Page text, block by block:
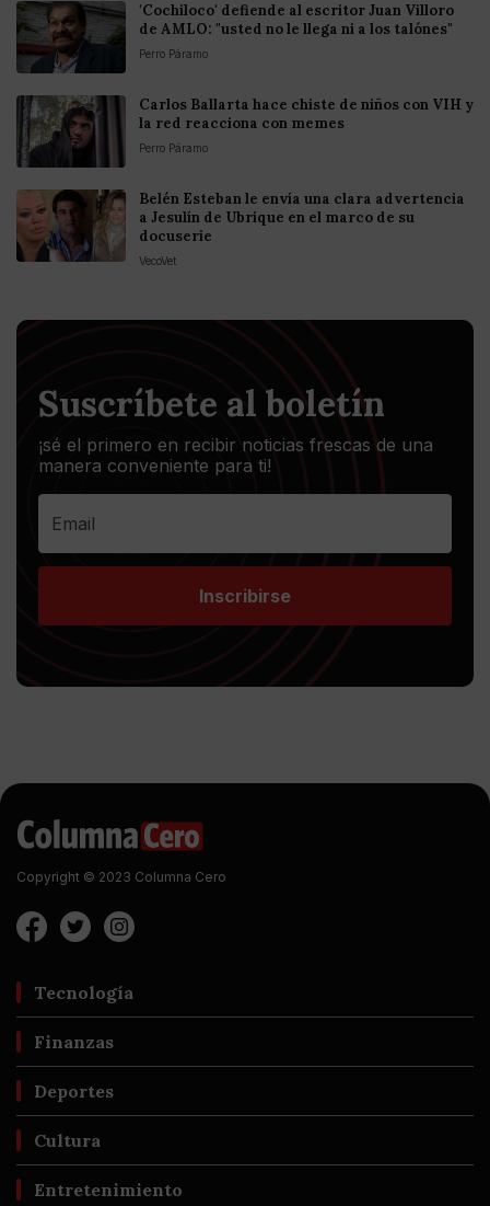
'Cochiloco' defiende al escritor Juan Villoro
de AMLO: "usted no le llega ni a los talónes"
Perro Páramo
Carlos Ballarta hace chiste de niños con VIH y
la red reacciona con memes
Perro Páramo
Belén Esteban le envía una clara advertencia
a Jesulín de Ubrique en el marco de su
docuserie
VecoVet
Suscríbete al boletín
¡sé el primero en recibir noticias frescas de una
manera conveniente para ti!
Inscribirse
Copyright © 2023 Columna Cero
Tecnología
Finanzas
Deportes
Cultura
Entretenimiento